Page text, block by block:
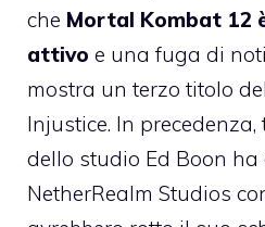
che Mortal Kombat 12
attivo e una fuga di
mostra un terzo titolo
Injustice. In
dello studio Ed Boon
NetherRealm Studios